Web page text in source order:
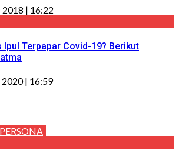
2018 | 16:22
Ipul Terpapar Covid-19? Berikut
| 16:59
PERSONA